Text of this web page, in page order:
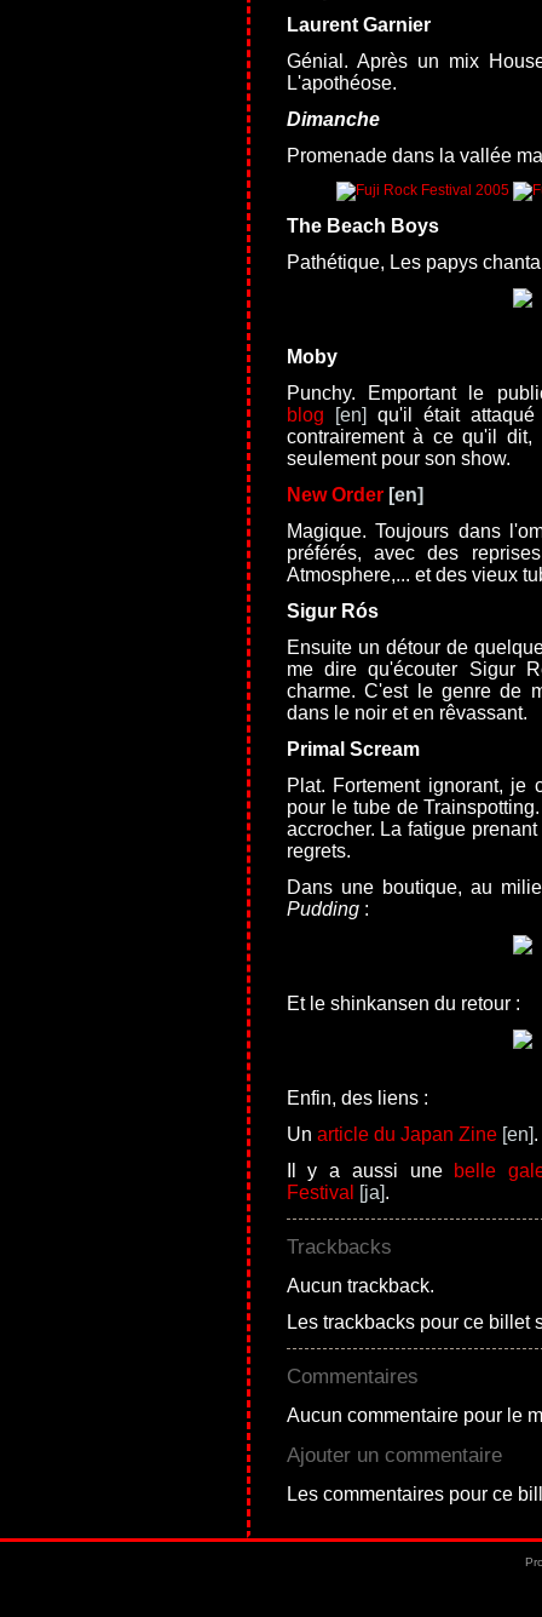
Laurent Garnier
Génial. Après un mix
L'apothéose.
Dimanche
Promenade dans la vallée
The Beach Boys
Pathétique, Les papys
Moby
Punchy. Emportant le
blog
qu'il était
contrairement à ce qu'il
seulement pour son show.
New Order
Magique. Toujours dans
préférés, avec des
Atmosphere,... et des vieux
Sigur Rós
Ensuite un détour de
me dire qu'écouter Sigur
charme. C'est le genre de
dans le noir et en rêvassant.
Primal Scream
Plat. Fortement ignorant, je
pour le tube de
accrocher. La fatigue
regrets.
Dans une boutique, au
Pudding:
Et le shinkansen du retour :
Enfin, des liens :
Un article du Japan Zine
.
Il y a aussi une belle
Festival
.
Trackbacks
Aucun trackback.
Les trackbacks pour ce billet
Commentaires
Aucun commentaire pour le
Ajouter un commentaire
Les commentaires pour ce